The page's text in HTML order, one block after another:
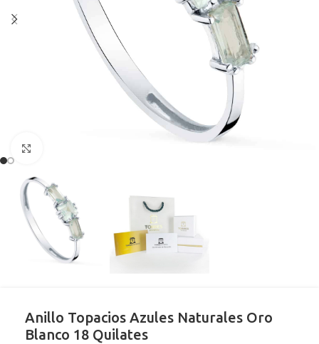
Anillo Topacios Azules Naturales Oro
Blanco 18 Quilates